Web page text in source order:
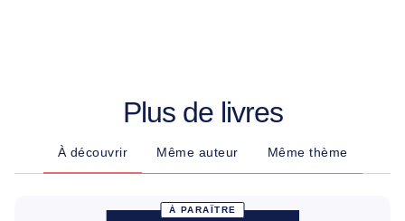
Plus de livres
À découvrir Même auteur Même thème
À PARAÎTRE